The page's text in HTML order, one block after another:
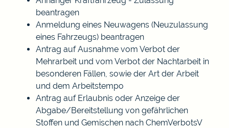
beantragen
Anmeldung eines Neuwagens (Neuzulassung
eines Fahrzeugs) beantragen
Antrag auf Ausnahme vom Verbot der
Mehrarbeit und vom Verbot der Nachtarbeit in
besonderen Fällen, sowie der Art der Arbeit
und dem Arbeitstempo
Antrag auf Erlaubnis oder Anzeige der
Abgabe/Bereitstellung von gefährlichen
Stoffen und Gemischen nach ChemVerbotsV